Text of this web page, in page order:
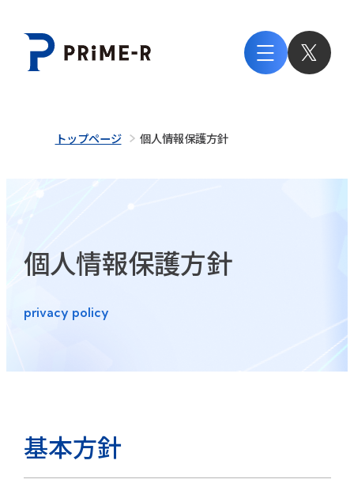
トップページ 個人情報保護方針
個人情報保護方針
privacy policy
基本方針